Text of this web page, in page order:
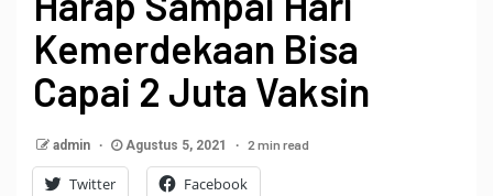
Kemerdekaan Bisa
Capai 2 Juta Vaksin
admin Agustus 5, 2021 2 min read
Twitter Facebook